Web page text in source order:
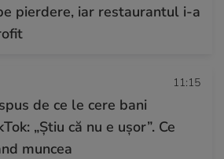
pierdere, iar restaurantul i-a
11:15
de ce le cere bani
„Știu că nu e ușor”. Ce
muncea